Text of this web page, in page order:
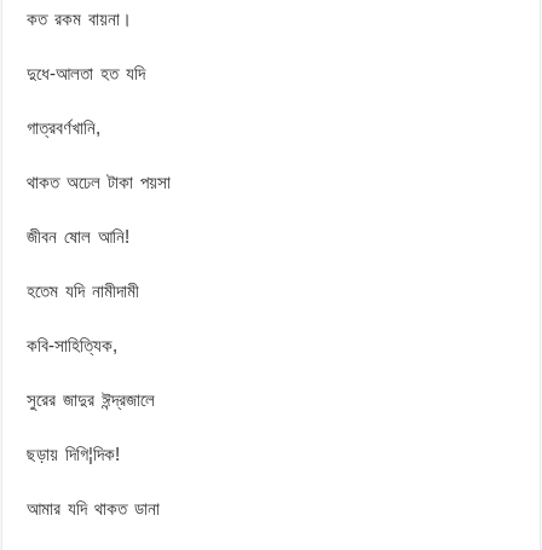
কত রকম বায়না।
দুধে-আলতা হত যদি
গাত্রবর্ণখানি,
থাকত অঢেল টাকা পয়সা
জীবন ষোল আনি!
হতেম যদি নামীদামী
কবি-সাহিত্যিক,
সুরের জাদুর ঈন্দ্রজালে
ছড়ায় দিগি¦দিক!
আমার যদি থাকত ডানা